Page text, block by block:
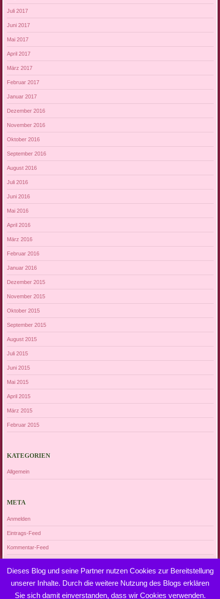
Juli 2017
Juni 2017
Mai 2017
April 2017
März 2017
Februar 2017
Januar 2017
Dezember 2016
November 2016
Oktober 2016
September 2016
August 2016
Juli 2016
Juni 2016
Mai 2016
April 2016
März 2016
Februar 2016
Januar 2016
Dezember 2015
November 2015
Oktober 2015
September 2015
August 2015
Juli 2015
Juni 2015
Mai 2015
April 2015
März 2015
Februar 2015
KATEGORIEN
Allgemein
META
Anmelden
Eintrags-Feed
Kommentar-Feed
Dieses Blog und seine Partner nutzen Cookies zur Bereitstellung
unserer Inhalte. Durch die weitere Nutzung des Blogs erklären
Sie sich damit einverstanden, dass wir Cookies verwenden.